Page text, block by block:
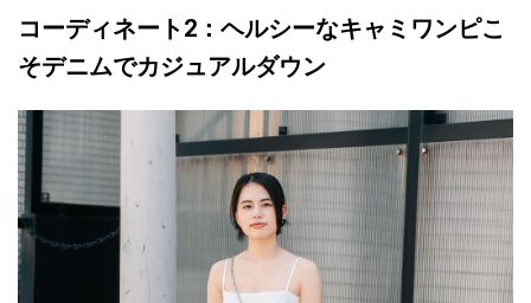
コーディネート2：ヘルシーなキャミワンピこ
そデニムでカジュアルダウン